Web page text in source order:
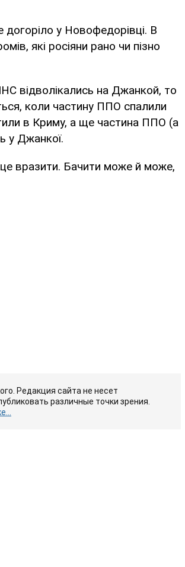
у Новофедорівці. В
які росіяни рано чи пізно
відволікались на Джанкой, то
коли частину ППО спалили
в Криму, а ще частина ППО (а
у Джанкої.
вразити. Бачити може й може,
Редакция сайта не несет
различные точки зрения.